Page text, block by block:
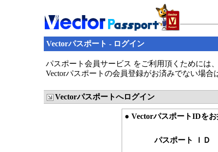
Vectorパスポート - ログイン
パスポート会員サービス をご利用頂くためには
Vectorパスポートの会員登録がお済みでない場
Vectorパスポートへログイン
● VectorパスポートIDを
パスポート ＩＤ